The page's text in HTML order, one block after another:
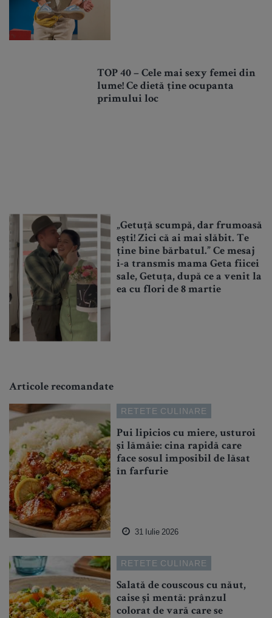
TOP 40 – Cele mai sexy femei din
lume! Ce dietă ține ocupanta
primului loc
„Getuță scumpă, dar frumoasă
ești! Zici că ai mai slăbit. Te
ține bine bărbatul.” Ce mesaj
i-a transmis mama Geta fiicei
sale, Getuța, după ce a venit la
ea cu flori de 8 martie
Articole recomandate
RETETE CULINARE
Pui lipicios cu miere, usturoi
și lămâie: cina rapidă care
face sosul imposibil de lăsat
în farfurie
31 Iulie 2026
RETETE CULINARE
Salată de couscous cu năut,
caise și mentă: prânzul
colorat de vară care se